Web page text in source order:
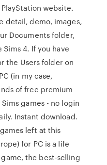
website.
detail, demo, images,
Documents folder,
4. If you have
the Users folder on
(in my case,
of free premium
games - no login
Instant download.
left at this
for PC is a life
the best-selling